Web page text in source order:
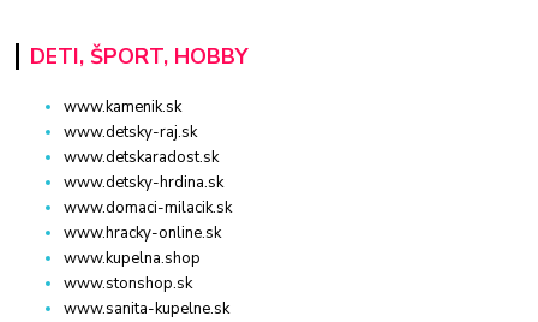
DETI, ŠPORT, HOBBY
www.kamenik.sk
www.detsky-raj.sk
www.detskaradost.sk
www.detsky-hrdina.sk
www.domaci-milacik.sk
www.hracky-online.sk
www.kupelna.shop
www.stonshop.sk
www.sanita-kupelne.sk